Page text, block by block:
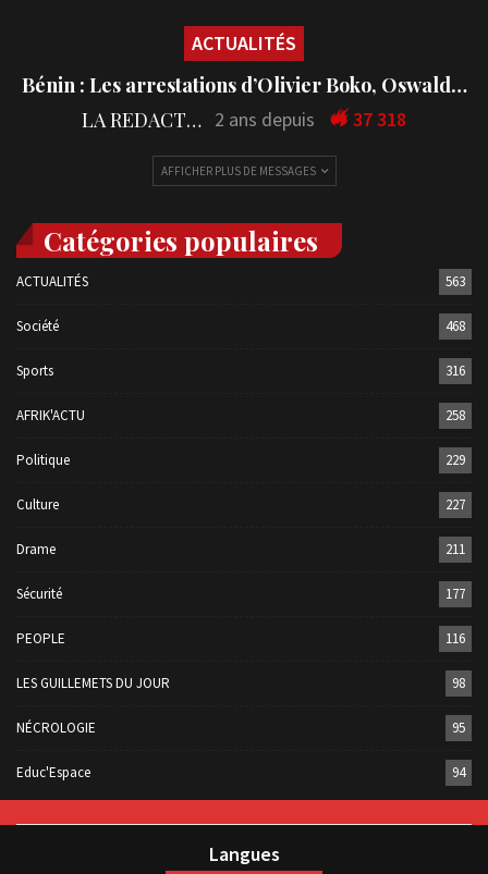
ACTUALITÉS
Bénin : Les arrestations d’Olivier Boko, Oswald…
LA REDACTION 2 ans depuis 37 318
AFFICHER PLUS DE MESSAGES
Catégories populaires
ACTUALITÉS 563
Société 468
Sports 316
AFRIK'ACTU 258
Politique 229
Culture 227
Drame 211
Sécurité 177
PEOPLE 116
LES GUILLEMETS DU JOUR 98
NÉCROLOGIE 95
Educ'Espace 94
Langues